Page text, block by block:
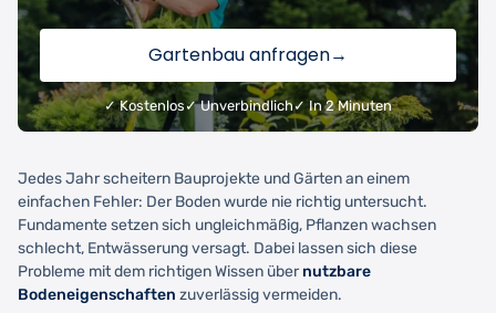
Gartenbau anfragen→
✓ Kostenlos ✓ Unverbindlich✓ In 2 Minuten
Jedes Jahr scheitern Bauprojekte und Gärten an einem
einfachen Fehler: Der Boden wurde nie richtig untersucht.
Fundamente setzen sich ungleichmäßig, Pflanzen wachsen
schlecht, Entwässerung versagt. Dabei lassen sich diese
Probleme mit dem richtigen Wissen übernutzbare
Bodeneigenschaften zuverlässig vermeiden.